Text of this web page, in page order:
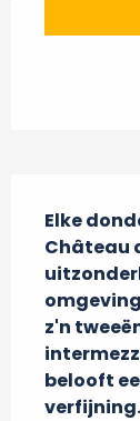
Elke
Château
z'n
belooft
verfijning.